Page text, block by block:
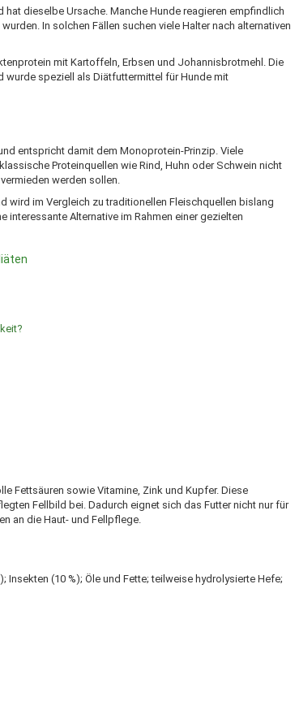
dieselbe Ursache. Manche Hunde reagieren empfindlich
In solchen Fällen suchen viele Halter nach alternativen
mit Kartoffeln, Erbsen und Johannisbrotmehl. Die
wurde speziell als Diätfuttermittel für Hunde mit
entspricht damit dem Monoprotein-Prinzip. Viele
Proteinquellen wie Rind, Huhn oder Schwein nicht
werden sollen.
wird im Vergleich zu traditionellen Fleischquellen bislang
interessante Alternative im Rahmen einer gezielten
Fettsäuren sowie Vitamine, Zink und Kupfer. Diese
Fellbild bei. Dadurch eignet sich das Futter nicht nur für
an die Haut- und Fellpflege.
(10 %); Öle und Fette; teilweise hydrolysierte Hefe;